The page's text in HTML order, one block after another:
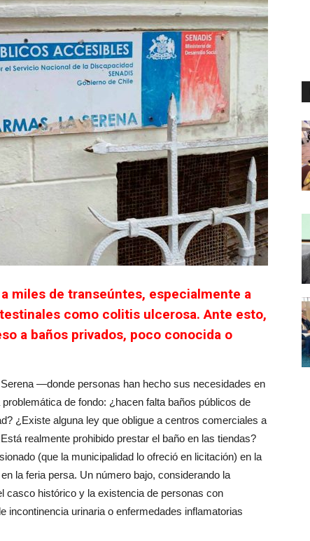
miles de transeúntes, especialmente a
como colitis ulcerosa. Ante esto,
a baños privados, poco conocida o
—donde personas han hecho sus necesidades en
de fondo: ¿hacen falta baños públicos de
¿Existe alguna ley que obligue a centros comerciales a
realmente prohibido prestar el baño en las tiendas?
(que la municipalidad lo ofreció en licitación) en la
la feria persa. Un número bajo, considerando la
casco histórico y la existencia de personas con
incontinencia urinaria o enfermedades inflamatorias